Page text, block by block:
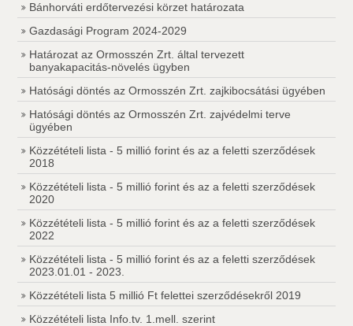
Bánhorváti erdőtervezési körzet határozata
Gazdasági Program 2024-2029
Határozat az Ormosszén Zrt. által tervezett
banyakapacitás-növelés ügyben
Hatósági döntés az Ormosszén Zrt. zajkibocsátási ügyében
Hatósági döntés az Ormosszén Zrt. zajvédelmi terve
ügyében
Közzétételi lista - 5 millió forint és az a feletti szerződések
2018
Közzétételi lista - 5 millió forint és az a feletti szerződések
2020
Közzétételi lista - 5 millió forint és az a feletti szerződések
2022
Közzétételi lista - 5 millió forint és az a feletti szerződések
2023.01.01 - 2023.
Közzétételi lista 5 millió Ft felettei szerződésekről 2019
Közzétételi lista Info.tv. 1.mell. szerint